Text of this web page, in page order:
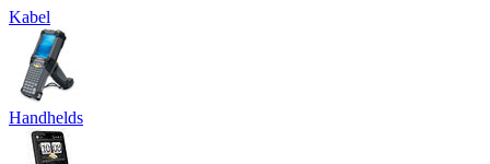
Kabel
Handhelds